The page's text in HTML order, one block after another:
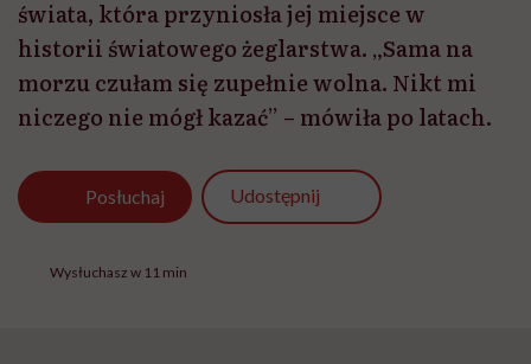
świata, która przyniosła jej miejsce w
historii światowego żeglarstwa. „Sama na
morzu czułam się zupełnie wolna. Nikt mi
niczego nie mógł kazać” – mówiła po latach.
Posłuchaj Udostępnij
Wysłuchasz w 11 min